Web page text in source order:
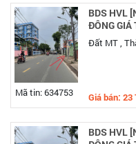
Mã tin: 634753
BDS HVL
ĐÔNG GIÁ
Đất MT ,
Giá bán: 23
BDS HVL